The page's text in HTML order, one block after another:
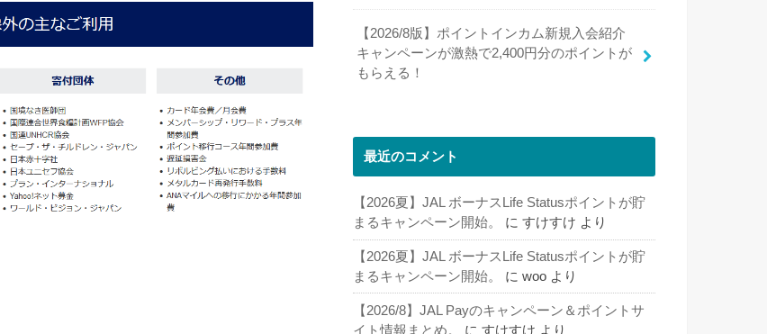
【2026/8版】ポイントインカム新規入会紹介
キャンペーンが激熱で2,400円分のポイントが
もらえる！
最近のコメント
【2026夏】JAL ボーナスLife Statusポイントが貯
まるキャンペーン開始。
に すけすけ より
【2026夏】JAL ボーナスLife Statusポイントが貯
まるキャンペーン開始。
に woo より
【2026/8】JAL Payのキャンペーン＆ポイントサ
イト情報まとめ。
に すけすけ より